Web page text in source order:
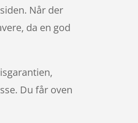
Når der
da en god
Du får oven